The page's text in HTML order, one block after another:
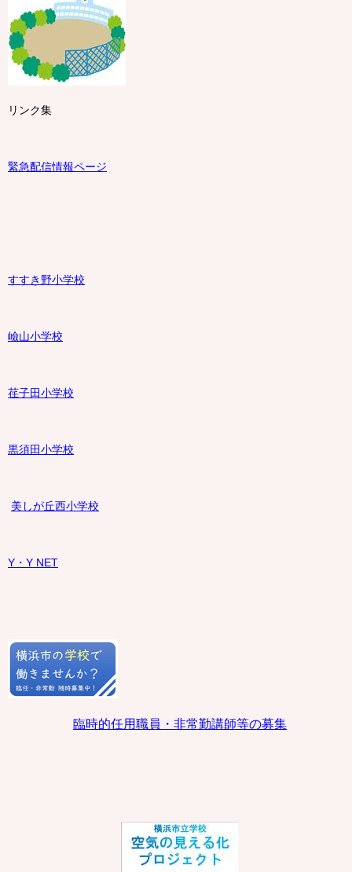
リンク集
緊急配信情報ページ
すすき野小学校
嶮山小学校
荏子田小学校
黒須田小学校
美しが丘西小学校
Y・Y NET
臨時的任用職員・非常勤講師等の募集